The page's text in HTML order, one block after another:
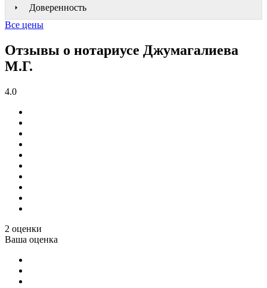
Доверенность
Все цены
Отзывы о нотариусе Джумагалиева
М.Г.
4.0
2 оценки
Ваша оценка